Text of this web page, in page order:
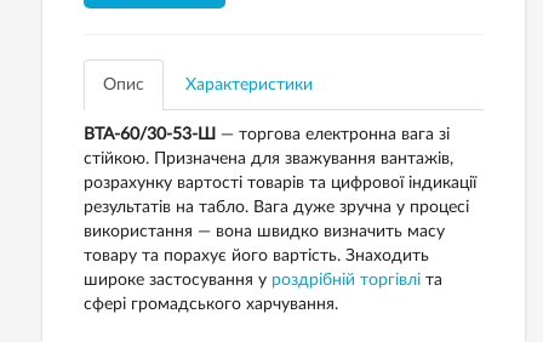
Опис Характеристики
ВТА-60/30-53-Ш — торгова електронна вага зі
стійкою. Призначена для зважування вантажів,
розрахунку вартості товарів та цифрової індикації
результатів на табло. Вага дуже зручна у процесі
використання — вона швидко визначить масу
товару та порахує його вартість. Знаходить
широке застосування у роздрібній торгівлі та
сфері громадського харчування.